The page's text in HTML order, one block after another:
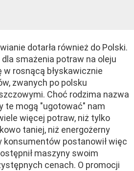
dotarła również do Polski.
smażenia potraw na oleju
w rosnącą błyskawicznie
zwanych po polsku
Choć rodzima nazwa
te mogą "ugotować" nam
więcej potraw, niż tylko
taniej, niż energożerny
konsumentów postanowił więc
maszyny swoim
cenach. O promocji